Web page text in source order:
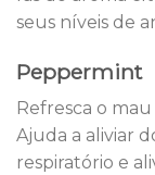
seus níveis de
Peppermint
Refresca o
Ajuda a aliviar
respiratório e